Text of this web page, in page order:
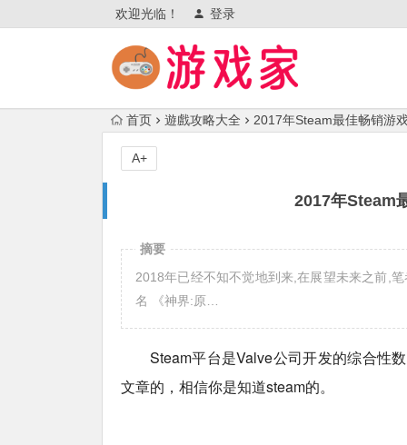
欢迎光临！ 登录
首页 遊戲攻略大全 2017年Steam最佳畅销游
2017年Steam
A+
摘要
2018年已经不知不觉地到来,在展望未来之前,
名 《神界:原…
Steam平台是Valve公司开发的综合性
文章的，相信你是知道steam的。